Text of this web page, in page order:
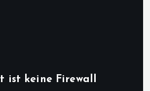
ist keine Firewall